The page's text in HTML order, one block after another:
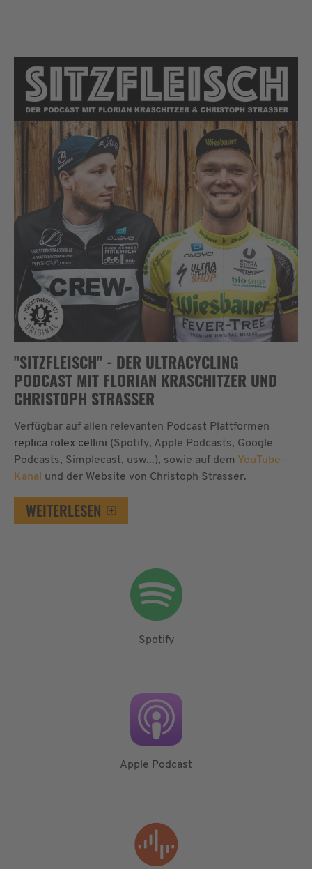
"SITZFLEISCH" - DER ULTRACYCLING
PODCAST MIT FLORIAN KRASCHITZER UND
CHRISTOPH STRASSER
Verfügbar auf allen relevanten Podcast Plattformen
replica rolex cellini (Spotify, Apple Podcasts, Google
Podcasts, Simplecast, usw...), sowie auf dem YouTube-
Kanal und der Website von Christoph Strasser.
WEITERLESEN
Spotify
Apple Podcast